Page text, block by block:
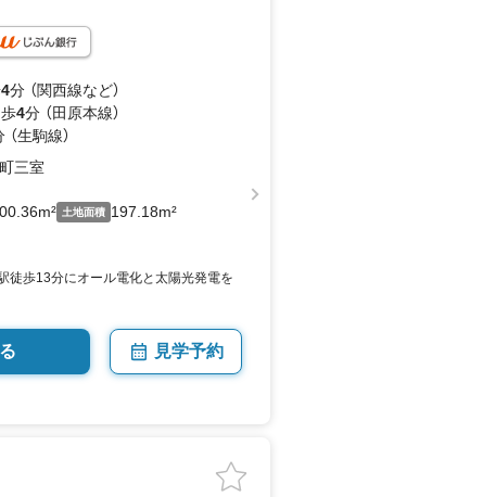
4分 （関西線など）
4分 （田原本線）
（生駒線）
三室
土地面積 197.18m²
徒歩13分にオール電化と太陽光発電を
見学予約